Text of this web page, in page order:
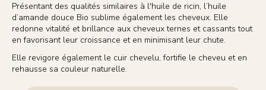
Présentant des qualités similaires à l'huile de ricin, l’huile
d’amande douce Bio sublime également les cheveux. Elle
redonne vitalité et brillance aux cheveux ternes et cassants tout
en favorisant leur croissance et en minimisant leur chute.
Elle revigore également le cuir chevelu, fortifie le cheveu et en
rehausse sa couleur naturelle.